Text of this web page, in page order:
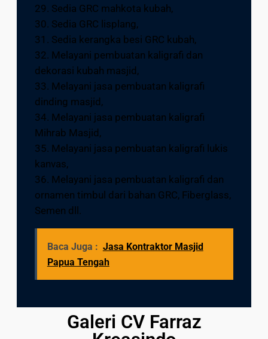
29. Sedia GRC mahkota kubah,
30. Sedia GRC lisplang,
31. Sedia kerangka besi GRC kubah,
32. Melayani pembuatan kaligrafi dan
dekorasi kubah masjid,
33. Melayani jasa pembuatan kaligrafi
dinding masjid,
34. Melayani jasa pembuatan kaligrafi
Mihrab Masjid,
35. Melayani jasa pembuatan kaligrafi lukis
kanvas,
36. Melayani jasa pembuatan kaligrafi dan
ornamen timbul dari bahan GRC, Fiberglass,
Semen dll.
Baca Juga : Jasa Kontraktor Masjid
Papua Tengah
Galeri CV Farraz